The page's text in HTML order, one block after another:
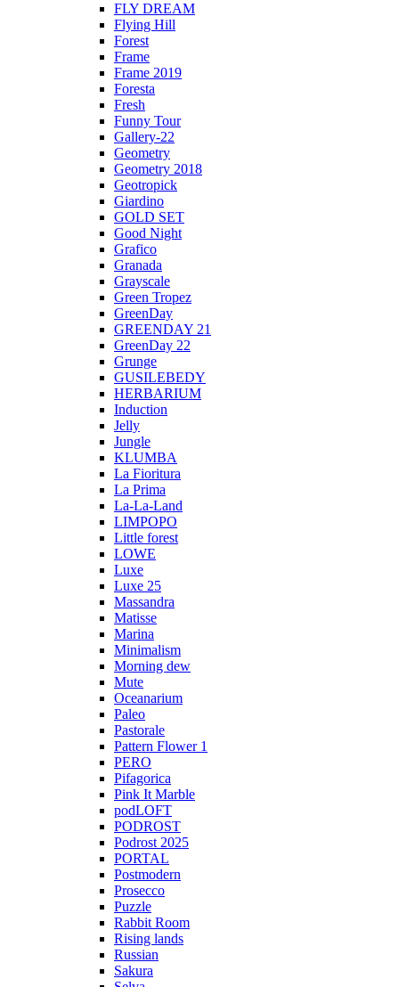
FLY DREAM
Flying Hill
Forest
Frame
Frame 2019
Foresta
Fresh
Funny Tour
Gallery-22
Geometry
Geometry 2018
Geotropick
Giardino
GOLD SET
Good Night
Grafico
Granada
Grayscale
Green Tropez
GreenDay
GREENDAY 21
GreenDay 22
Grunge
GUSILEBEDY
HERBARIUM
Induction
Jelly
Jungle
KLUMBA
La Fioritura
La Prima
La-La-Land
LIMPOPO
Little forest
LOWE
Luxe
Luxe 25
Massandra
Matisse
Marina
Minimalism
Morning dew
Mute
Oceanarium
Paleo
Pastorale
Pattern Flower 1
PERO
Pifagorica
Pink It Marble
podLOFT
PODROST
Podrost 2025
PORTAL
Postmodern
Prosecco
Puzzle
Rabbit Room
Rising lands
Russian
Sakura